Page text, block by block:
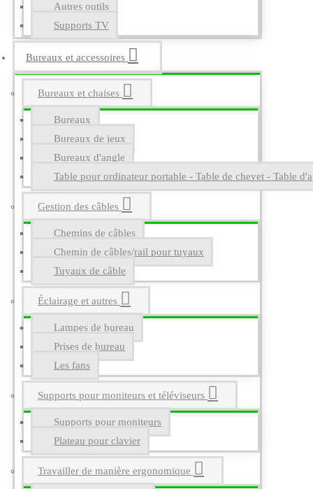
Autres outils
Supports TV
Bureaux et accessoires
Bureaux et chaises
Bureaux
Bureaux de jeux
Bureaux d'angle
Table pour ordinateur portable - Table de chevet - Table
Gestion des câbles
Chemins de câbles
Chemin de câbles/rail pour tuyaux
Tuyaux de câble
Éclairage et autres
Lampes de bureau
Prises de bureau
Les fans
Supports pour moniteurs et téléviseurs
Supports pour moniteurs
Plateau pour clavier
Travailler de manière ergonomique